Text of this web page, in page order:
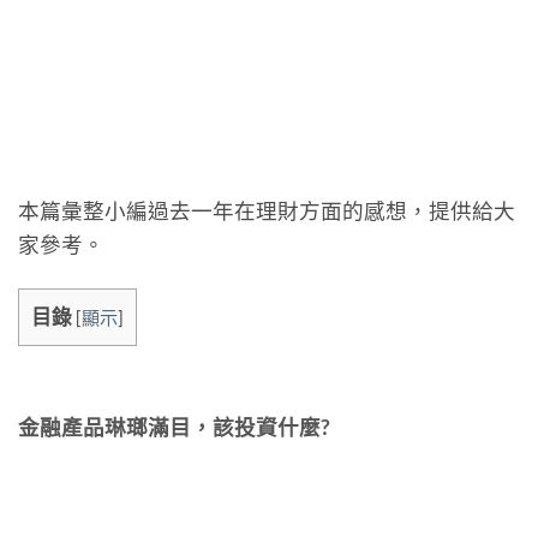
本篇彙整小編過去一年在理財方面的感想，提供給大
家參考。
目錄 [顯示]
金融產品琳瑯滿目，該投資什麼?